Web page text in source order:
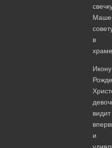
Маше
в
Икону
видит
и